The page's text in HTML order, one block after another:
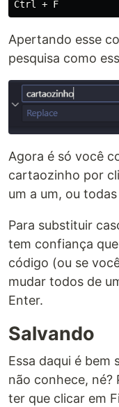
Apertando esse
pesquisa como
Agora é só você
cartaozinho por
um a um, ou
Para substituir
tem confiança
código (ou se
mudar todos de
Enter.
Salvando
Essa daqui é bem
não conhece, né?
ter que clicar em